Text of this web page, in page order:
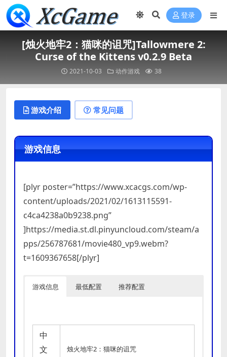
登录
[烛火地牢2：猫咪的诅咒]Tallowmere 2:
Curse of the Kittens v0.2.9 Beta
2021-10-03 动作游戏 38
游戏介绍 常见问题
游戏信息
[plyr poster=”https://www.xcacgs.com/wp-
content/uploads/2021/02/1613115591-
c4ca4238a0b9238.png”
]https://media.st.dl.pinyuncloud.com/steam/a
pps/256787681/movie480_vp9.webm?
t=1609367658[/plyr]
游戏信息 最低配置 推荐配置
中
文
烛火地牢2：猫咪的诅咒